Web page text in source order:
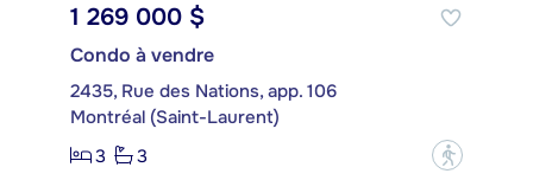
1 269 000 $
Condo à vendre
2435, Rue des Nations, app. 106
Montréal (Saint-Laurent)
3
3 ?